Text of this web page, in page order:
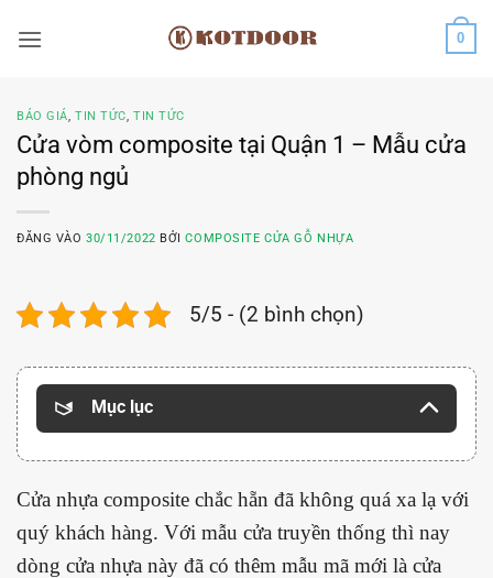
qua
0
BÁO GIÁ,TIN TỨC,TIN TỨC
Cửa vòm composite tại Quận 1 – Mẫu cửa
phòng ngủ
ĐĂNG VÀO30/11/2022 BỞICOMPOSITE CỬA GỖ NHỰA
5/5 - (2 bình chọn)
Mục lục
Cửa nhựa composite chắc hẵn đã không quá xa lạ với
quý khách hàng. Với mẫu cửa truyền thống thì nay
dòng cửa nhựa này đã có thêm mẫu mã mới là cửa